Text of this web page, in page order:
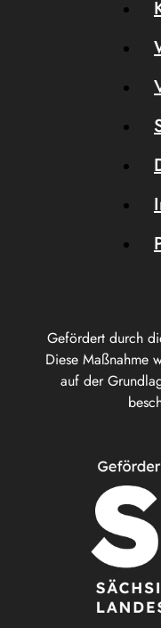
Gefördert durch
Diese Maßnahme
auf der